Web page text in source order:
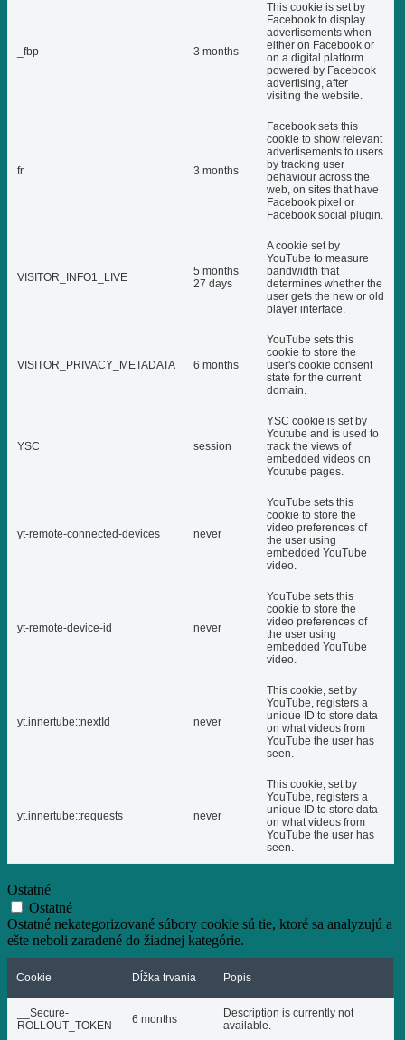
_fbp 3 months
This cookie is set by
Facebook to display
advertisements when
either on Facebook or
on a digital platform
powered by Facebook
advertising, after
visiting the website.
fr 3 months
Facebook sets this
cookie to show relevant
advertisements to users
by tracking user
behaviour across the
web, on sites that have
Facebook pixel or
Facebook social plugin.
VISITOR_INFO1_LIVE
5 months
27 days
A cookie set by
YouTube to measure
bandwidth that
determines whether the
user gets the new or old
player interface.
VISITOR_PRIVACY_METADATA 6 months
YouTube sets this
cookie to store the
user's cookie consent
state for the current
domain.
YSC session
YSC cookie is set by
Youtube and is used to
track the views of
embedded videos on
Youtube pages.
yt-remote-connected-devices never
YouTube sets this
cookie to store the
video preferences of
the user using
embedded YouTube
video.
yt-remote-device-id never
YouTube sets this
cookie to store the
video preferences of
the user using
embedded YouTube
video.
yt.innertube::nextId never
This cookie, set by
YouTube, registers a
unique ID to store data
on what videos from
YouTube the user has
seen.
yt.innertube::requests never
This cookie, set by
YouTube, registers a
unique ID to store data
on what videos from
YouTube the user has
seen.
Ostatné
Ostatné
Ostatné nekategorizované súbory cookie sú tie, ktoré sa analyzujú a
ešte neboli zaradené do žiadnej kategórie.
Cookie Dĺžka trvania Popis
__Secure-
ROLLOUT_TOKEN
6 months
Description is currently not
available.